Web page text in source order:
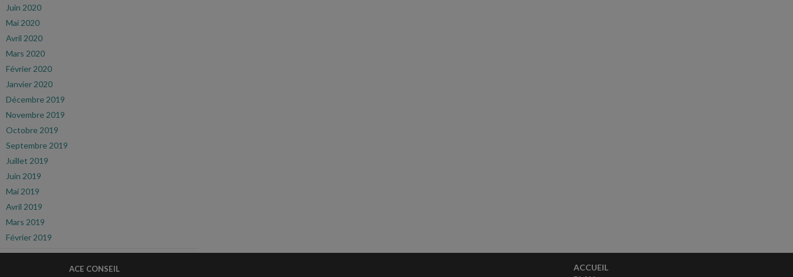
Juin 2020
Mai 2020
Avril 2020
Mars 2020
Février 2020
Janvier 2020
Décembre 2019
Novembre 2019
Octobre 2019
Septembre 2019
Juillet 2019
Juin 2019
Mai 2019
Avril 2019
Mars 2019
Février 2019
ACE CONSEIL
ACCUEIL